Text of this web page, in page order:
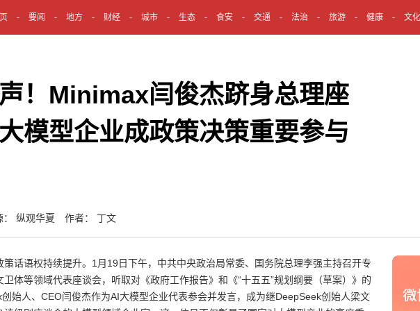
要闻 地方 财经 城市 生态 食安 交通 法治 旅游 健康 文化
！Minimax闫俊杰跻身总理座
模型企业成政策决策重要参与
： 纵观华夏 作者： 丁文
策话语权持续提升。1月19日下午，中共中央政治局常委、国务院总理李强主持召开专
卫体等领域代表座谈会，听取对《政府工作报告》和《“十五五”规划纲要（草案）》的
始人、CEO闫俊杰作为AI大模型企业代表参会并发言，成为继DeepSeek创始人梁文